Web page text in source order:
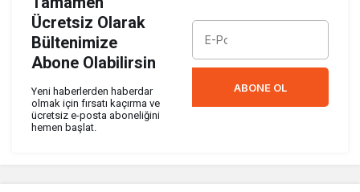
Ücretsiz Olarak
Bültenimize
Abone Olabilirsin
Yeni haberlerden haberdar
olmak için fırsatı kaçırma ve
ücretsiz e-posta aboneliğini
hemen başlat.
ABONE OL